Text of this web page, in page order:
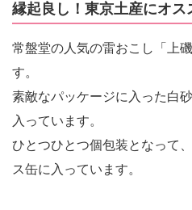
縁起良し！東京土産にオス
常盤堂の人気の雷おこし「上
す。
素敵なパッケージに入った白
入っています。
ひとつひとつ個包装となって
ス缶に入っています。